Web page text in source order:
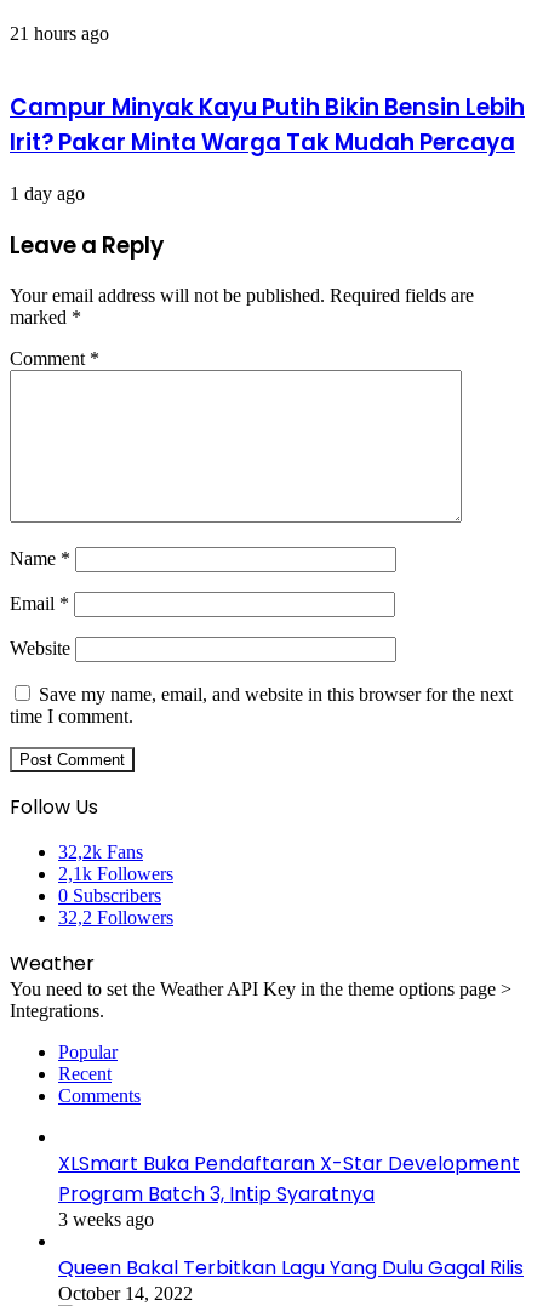
21 hours ago
Campur Minyak Kayu Putih Bikin Bensin Lebih
Irit? Pakar Minta Warga Tak Mudah Percaya
1 day ago
Leave a Reply
Your email address will not be published. Required fields are
marked *
Comment *
Name *
Email *
Website
Save my name, email, and website in this browser for the next
time I comment.
Follow Us
32,2k Fans
2,1k Followers
0 Subscribers
32,2 Followers
Weather
You need to set the Weather API Key in the theme options page >
Integrations.
Popular
Recent
Comments
XLSmart Buka Pendaftaran X-Star Development
Program Batch 3, Intip Syaratnya
3 weeks ago
Queen Bakal Terbitkan Lagu Yang Dulu Gagal Rilis
October 14, 2022